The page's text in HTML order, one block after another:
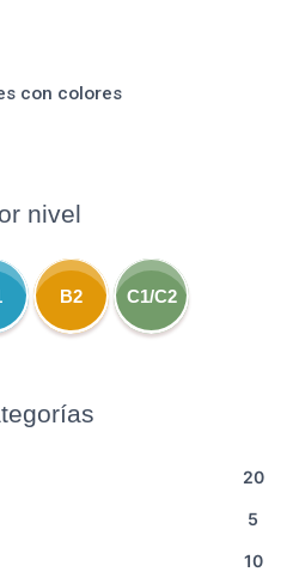
con colores
nivel
B2 C1/C2
20
5
10